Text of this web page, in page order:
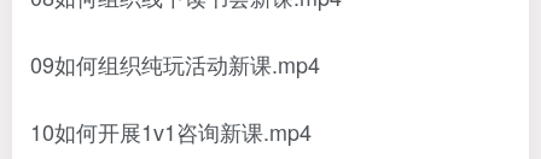
09如何组织纯玩活动新课.mp4
10如何开展1v1咨询新课.mp4